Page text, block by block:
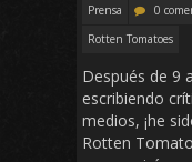
Prensa
0
Rotten Tomatoes
Después de 9
escribiendo
medios, ¡he
Rotten